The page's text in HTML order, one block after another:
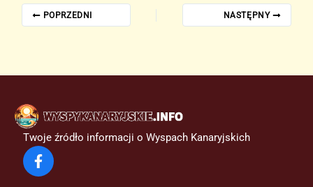
POPRZEDNI NASTĘPNY
Twoje źródło informacji o Wyspach Kanaryjskich